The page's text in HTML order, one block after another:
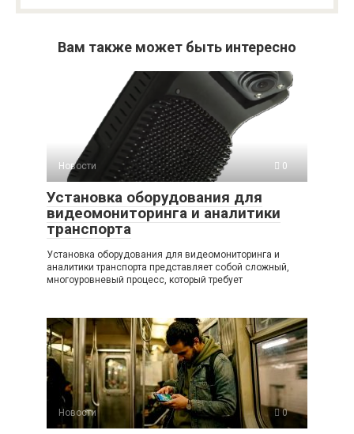
Вам также может быть интересно
Новости 0
Установка оборудования для
видеомониторинга и аналитики
транспорта
Установка оборудования для видеомониторинга и
аналитики транспорта представляет собой сложный,
многоуровневый процесс, который требует
Новости 0